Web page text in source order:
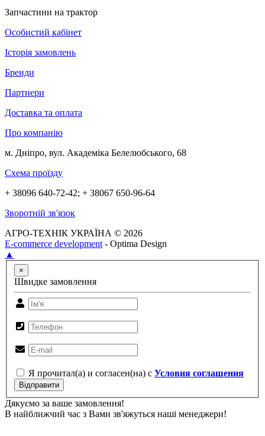
Запчастини на трактор
Особистий кабінет
Історія замовлень
Бренди
Партнери
Доставка та оплата
Про компанію
м. Дніпро, вул. Академіка Белелюбського, 68
Схема проїзду
+ 38096 640-72-42; + 38067 650-96-64
Зворотній зв'язок
АГРО-ТЕХНІК УКРАЇНА © 2026
E-commerce development - Optima Design
▲
×
Швидке замовлення
Я прочитал(а) и согласен(на) с Условия соглашения
Відправити
Дякуємо за ваше замовлення!
В найближчий час з Вами зв'яжуться наші менеджери!